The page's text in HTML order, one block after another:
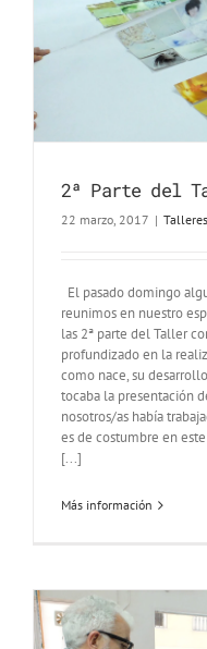
2ª Parte del
22 marzo, 2017 | Talleres
El pasado domingo
reunimos en nuestro
las 2ª parte del Taller
profundizado en la
como nace, su
tocaba la presentación
nosotros/as había
es de costumbre en
[...]
Más información